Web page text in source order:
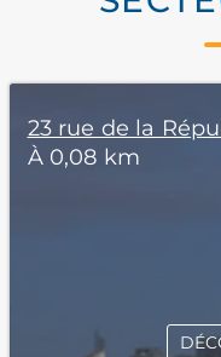
23 rue de la
À 0,08 km